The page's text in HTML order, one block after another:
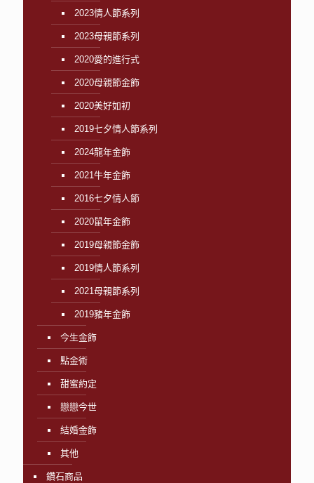
2023情人節系列
2023母親節系列
2020愛的進行式
2020母親節金飾
2020美好如初
2019七夕情人節系列
2024龍年金飾
2021牛年金飾
2016七夕情人節
2020鼠年金飾
2019母親節金飾
2019情人節系列
2021母親節系列
2019豬年金飾
今生金飾
點金術
甜蜜約定
戀戀今世
結婚金飾
其他
鑽石商品